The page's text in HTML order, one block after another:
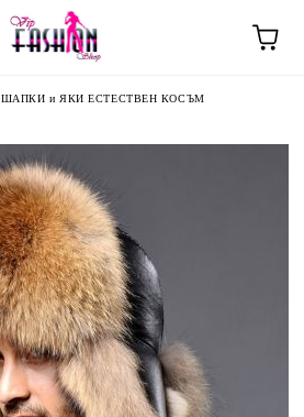
ШАПКИ и ЯКИ ЕСТЕСТВЕН КОСЪМ